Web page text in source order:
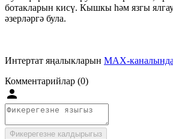
ботакларын кисү. Кышкы һәм язгы
әзерләргә була.
Интертат яңалыкларын MAX-каналында
Комментарийлар (0)
Фикерегезне калдырыгыз